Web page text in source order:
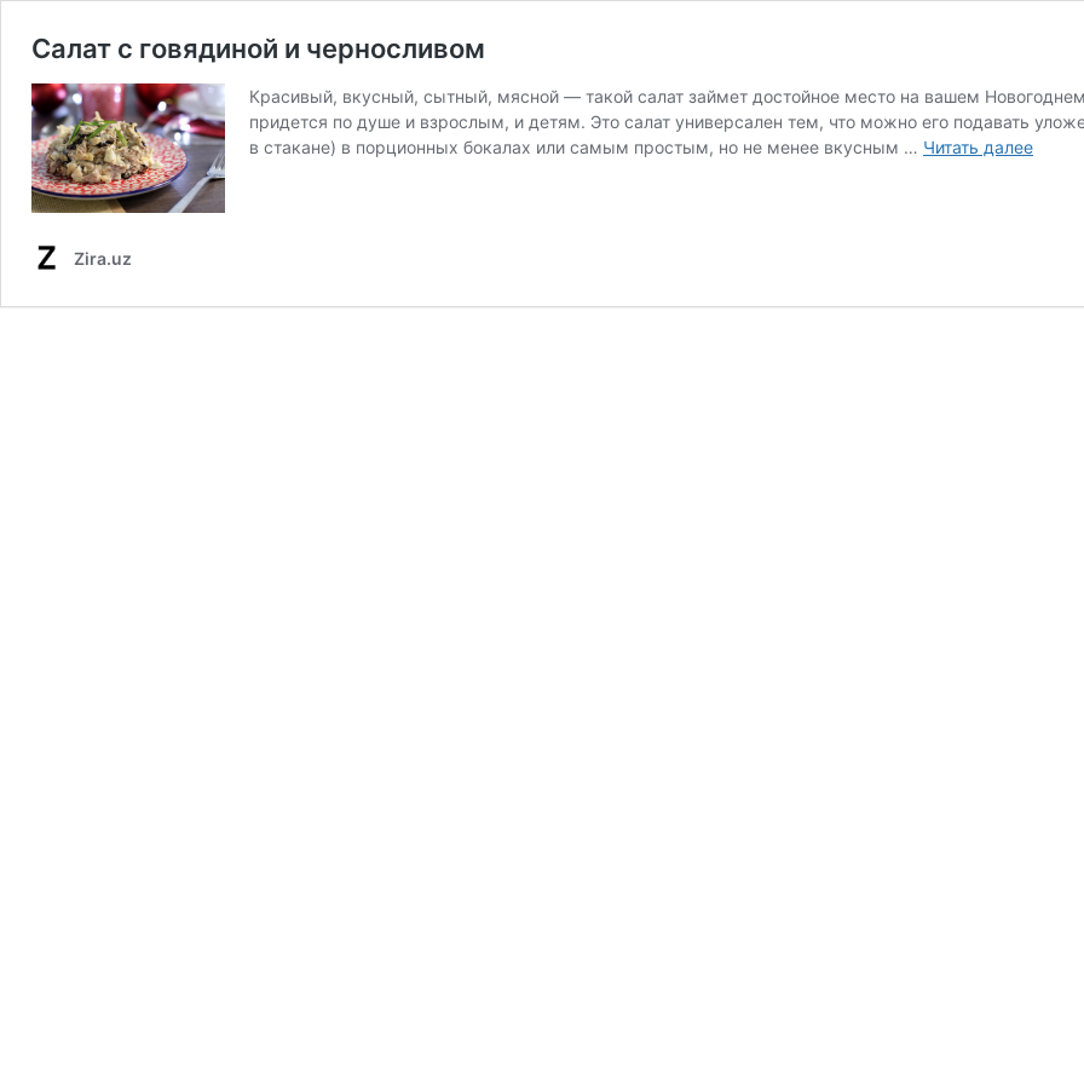
Салат с говядиной и черносливом
Красивый, вкусный, сытный, мясной — такой салат займет достойное место на вашем
придется по душе и взрослым, и детям. Это салат универсален тем, что можно его подавать
в стакане) в порционных бокалах или самым простым, но не менее вкусным … Читать далее
Zira.uz